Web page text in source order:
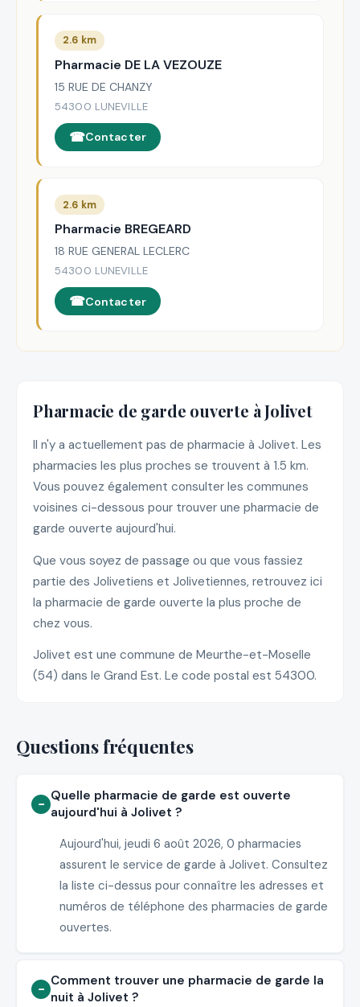
2.6 km
Pharmacie DE LA VEZOUZE
15 RUE DE CHANZY
54300 LUNEVILLE
Contacter
2.6 km
Pharmacie BREGEARD
18 RUE GENERAL LECLERC
54300 LUNEVILLE
Contacter
Pharmacie de garde ouverte à Jolivet
Il n'y a actuellement pas de pharmacie à Jolivet. Les
pharmacies les plus proches se trouvent à 1.5 km.
Vous pouvez également consulter les communes
voisines ci-dessous pour trouver une pharmacie de
garde ouverte aujourd'hui.
Que vous soyez de passage ou que vous fassiez
partie des Jolivetiens et Jolivetiennes, retrouvez ici
la pharmacie de garde ouverte la plus proche de
chez vous.
Jolivet est une commune de Meurthe-et-Moselle
(54) dans le Grand Est. Le code postal est 54300.
Questions fréquentes
Quelle pharmacie de garde est ouverte
aujourd'hui à Jolivet ?
Aujourd'hui, jeudi 6 août 2026, 0 pharmacies
assurent le service de garde à Jolivet. Consultez
la liste ci-dessus pour connaître les adresses et
numéros de téléphone des pharmacies de garde
ouvertes.
Comment trouver une pharmacie de garde la
nuit à Jolivet ?